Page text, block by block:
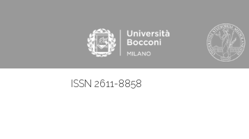
ISSN 2611-8858